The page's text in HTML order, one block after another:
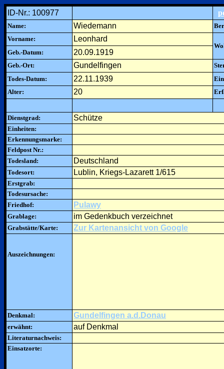
ID-Nr.: 100977
Name: Wiedemann
Vorname:
Leonhard
Geb.-Datum:
20.09.1919
Geb.-Ort: Gundelfingen
Todes-Datum:
22.11.1939
Alter:
20
Dienstgrad: Schütze
Einheiten:
Erkennungsmarke:
Feldpost Nr.:
Todesland:
Deutschland
Todesort: Lublin, Kriegs-Lazarett 1/615
Erstgrab:
Todesursache:
Friedhof:
Pulawy
Grablage: im Gedenkbuch verzeichnet
Grabstätte/Karte: Zur Kartenansicht von Google
Auszeichnungen:
Denkmal: Gundelfingen a.d.Donau
erwähnt: auf Denkmal
Literaturnachweis:
Einsatzorte: